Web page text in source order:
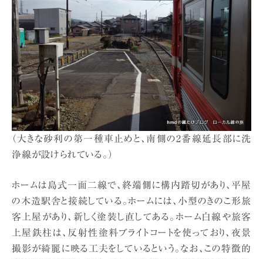
（大きな砂利の第一種車止めと、南側の2番線延長部に洗
浄線が設けられている。）
ホームは島式一面二線で、終端側に構内踏切があり、平屋
の木造駅舎と接続している。ホームには、小型のきのこ形旅
客上屋があり、新しく塗装し直してある。ホーム白線や旅客
上屋鉄柱は、反射性塗料ブライトコートを使っており、夜景
撮影が綺麗に映る工夫をしているという。なお、この特徴的